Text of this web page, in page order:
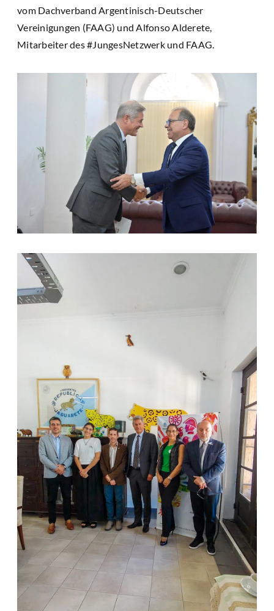
vom Dachverband Argentinisch-Deutscher
Vereinigungen (FAAG) und Alfonso Alderete,
Mitarbeiter des #JungesNetzwerk und FAAG.